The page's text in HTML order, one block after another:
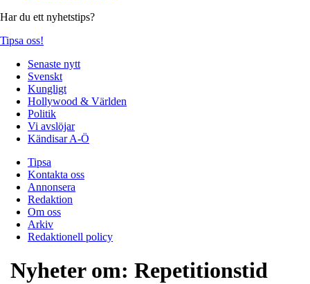
Har du ett nyhetstips?
Tipsa oss!
Senaste nytt
Svenskt
Kungligt
Hollywood & Världen
Politik
Vi avslöjar
Kändisar A-Ö
Tipsa
Kontakta oss
Annonsera
Redaktion
Om oss
Arkiv
Redaktionell policy
Nyheter om: Repetitionstid